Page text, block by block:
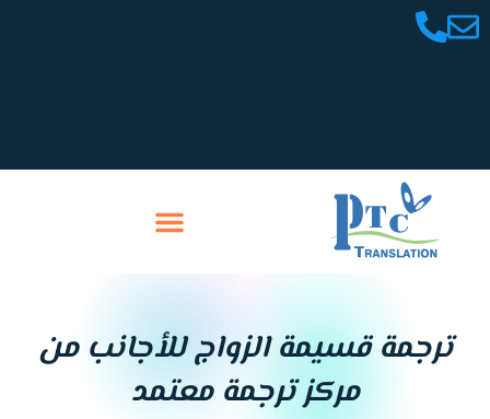
تخطي
ترجمة قسيمة الزواج للأجانب من
مركز ترجمة معتمد